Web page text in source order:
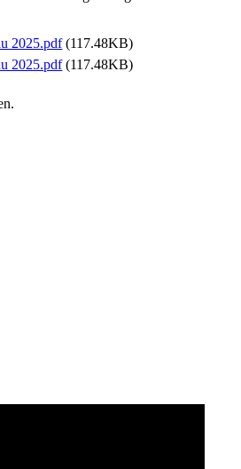
2025.pdf(117.48KB)
2025.pdf(117.48KB)